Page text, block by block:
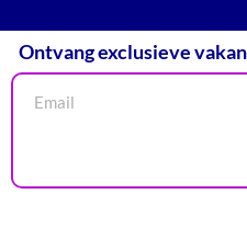
Ontvang exclusieve